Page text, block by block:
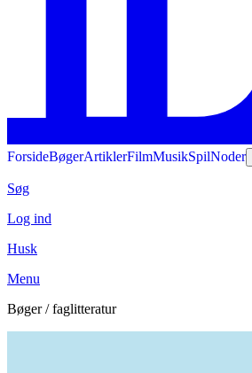
ForsideBøgerArtiklerFilmMusikSpilNoder
Søg
Log ind
Husk
Menu
Bøger / faglitteratur